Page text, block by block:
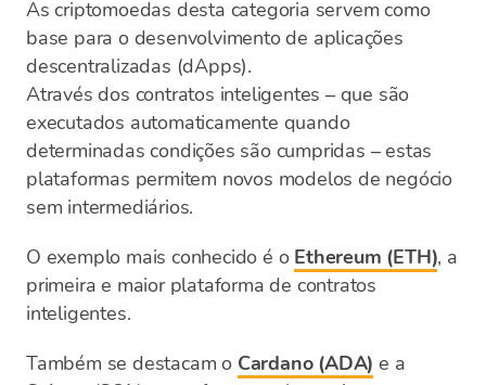
As criptomoedas desta categoria servem como
base para o desenvolvimento de aplicações
descentralizadas (dApps).
Através dos contratos inteligentes – que são
executados automaticamente quando
determinadas condições são cumpridas – estas
plataformas permitem novos modelos de negócio
sem intermediários.
O exemplo mais conhecido é o Ethereum (ETH), a
primeira e maior plataforma de contratos
inteligentes.
Também se destacam o Cardano (ADA) e a